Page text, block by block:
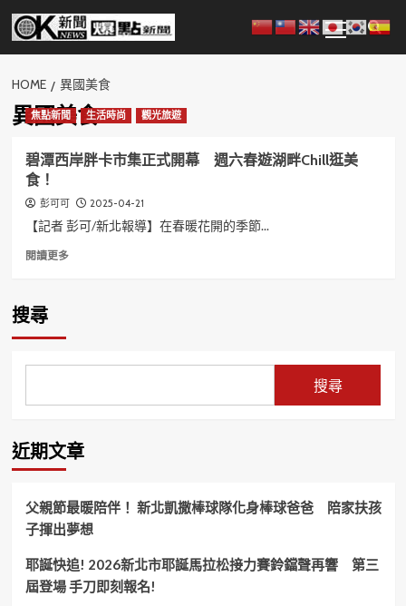
Skip
content
Menu
HOME 異國美食
異國美食
焦點新聞 生活時尚 觀光旅遊
碧潭西岸胖卡市集正式開幕 週六春遊湖畔Chill逛美
食！
彭可可 2025-04-21
【記者 彭可/新北報導】在春暖花開的季節...
閱讀更多Read
市
正
式
週
六
遊
湖
畔
搜尋
搜尋
近期文章
父親節最暖陪伴！ 新北凱撒棒球隊化身棒球爸爸 陪家扶孩
子揮出夢想
耶誕快追! 2026新北市耶誕馬拉松接力賽鈴鐺聲再響 第三
屆登場 手刀即刻報名!